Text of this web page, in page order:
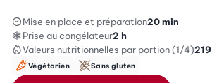
Mise en place et préparation20 min
Prise au congélateur2 h
Valeurs nutritionnelles par portion (1/4)219
Végétarien Sans gluten